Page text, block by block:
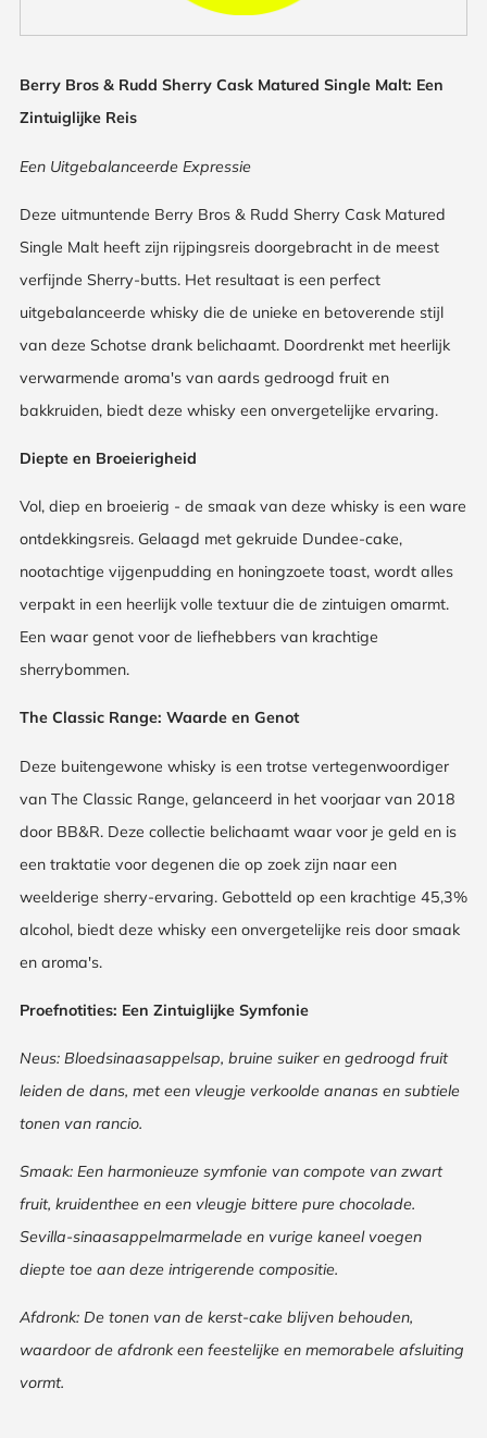
Berry Bros & Rudd Sherry Cask Matured Single Malt: Een
Zintuiglijke Reis
Een Uitgebalanceerde Expressie
Deze uitmuntende Berry Bros & Rudd Sherry Cask Matured
Single Malt heeft zijn rijpingsreis doorgebracht in de meest
verfijnde Sherry-butts. Het resultaat is een perfect
uitgebalanceerde whisky die de unieke en betoverende stijl
van deze Schotse drank belichaamt. Doordrenkt met heerlijk
verwarmende aroma's van aards gedroogd fruit en
bakkruiden, biedt deze whisky een onvergetelijke ervaring.
Diepte en Broeierigheid
Vol, diep en broeierig - de smaak van deze whisky is een ware
ontdekkingsreis. Gelaagd met gekruide Dundee-cake,
nootachtige vijgenpudding en honingzoete toast, wordt alles
verpakt in een heerlijk volle textuur die de zintuigen omarmt.
Een waar genot voor de liefhebbers van krachtige
sherrybommen.
The Classic Range: Waarde en Genot
Deze buitengewone whisky is een trotse vertegenwoordiger
van The Classic Range, gelanceerd in het voorjaar van 2018
door BB&R. Deze collectie belichaamt waar voor je geld en is
een traktatie voor degenen die op zoek zijn naar een
weelderige sherry-ervaring. Gebotteld op een krachtige 45,3%
alcohol, biedt deze whisky een onvergetelijke reis door smaak
en aroma's.
Proefnotities: Een Zintuiglijke Symfonie
Neus: Bloedsinaasappelsap, bruine suiker en gedroogd fruit
leiden de dans, met een vleugje verkoolde ananas en subtiele
tonen van rancio.
Smaak: Een harmonieuze symfonie van compote van zwart
fruit, kruidenthee en een vleugje bittere pure chocolade.
Sevilla-sinaasappelmarmelade en vurige kaneel voegen
diepte toe aan deze intrigerende compositie.
Afdronk: De tonen van de kerst-cake blijven behouden,
waardoor de afdronk een feestelijke en memorabele afsluiting
vormt.